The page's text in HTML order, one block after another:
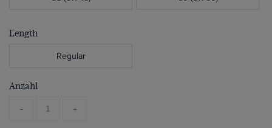
Length
Regular
Anzahl
- +